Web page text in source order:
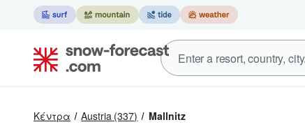
Κέντρα Austria (337) Mallnitz